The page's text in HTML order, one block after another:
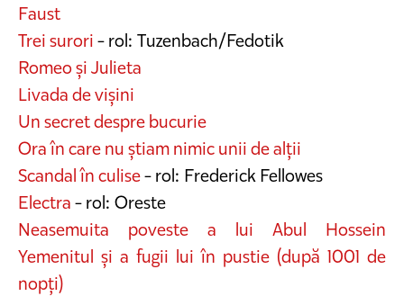
Faust
Trei surori- rol: Tuzenbach/Fedotik
Romeo și Julieta
Livada de vișini
Un secret despre bucurie
Ora în care nu știam nimic unii de alții
Scandal în culise- rol: Frederick Fellowes
Electra- rol: Oreste
Neasemuita poveste a lui Abul Hossein
Yemenitul și a fugii lui în pustie (după 1001 de
nopți)